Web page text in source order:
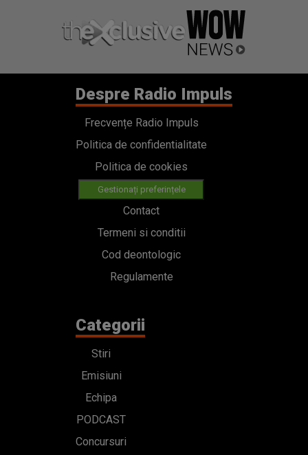
Despre Radio Impuls
Frecvențe Radio Impuls
Politica de confidentialitate
Politica de cookies
Gestionați preferințele
Contact
Termeni si conditii
Cod deontologic
Regulamente
Categorii
Stiri
Emisiuni
Echipa
PODCAST
Concursuri